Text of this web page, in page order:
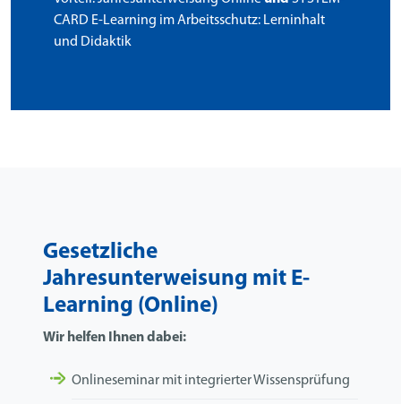
CARD E-Learning im Arbeitsschutz: Lerninhalt
und Didaktik
Gesetzliche
Jahresunterweisung mit E-
Learning (Online)
Wir helfen Ihnen dabei:
Onlineseminar mit integrierter Wissensprüfung